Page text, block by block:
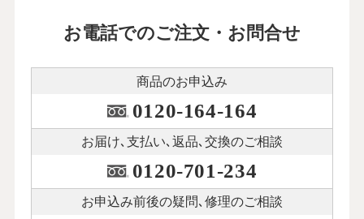
お電話でのご注文・お問合せ
商品のお申込み
0120-164-164
お届け､支払い､ 返品､交換のご相談
0120-701-234
お申込み前後の疑問､修理のご相談